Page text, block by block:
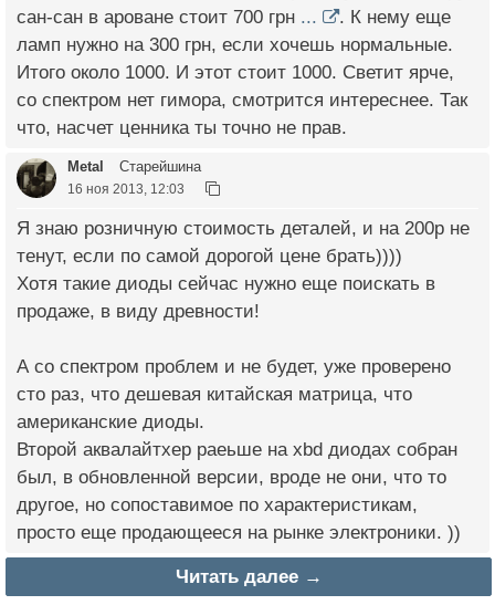
сан-сан в ароване стоит 700 грн ...
. К нему еще
ламп нужно на 300 грн, если хочешь нормальные.
Итого около 1000. И этот стоит 1000. Светит ярче,
со спектром нет гимора, смотрится интереснее. Так
что, насчет ценника ты точно не прав.
Metal Старейшина
16 ноя 2013, 12:03
Я знаю розничную стоимость деталей, и на 200р не
тенут, если по самой дорогой цене брать))))
Хотя такие диоды сейчас нужно еще поискать в
продаже, в виду древности!
А со спектром проблем и не будет, уже проверено
сто раз, что дешевая китайская матрица, что
американские диоды.
Второй аквалайтхер раеьше на xbd диодах собран
был, в обновленной версии, вроде не они, что то
другое, но сопоставимое по характеристикам,
просто еще продающееся на рынке электроники. ))
Читать далее →